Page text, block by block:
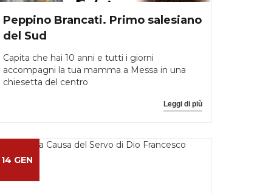
Peppino Brancati. Primo salesiano
del Sud
Capita che hai 10 anni e tutti i giorni
accompagni la tua mamma a Messa in una
chiesetta del centro
Leggi di più
14 GEN